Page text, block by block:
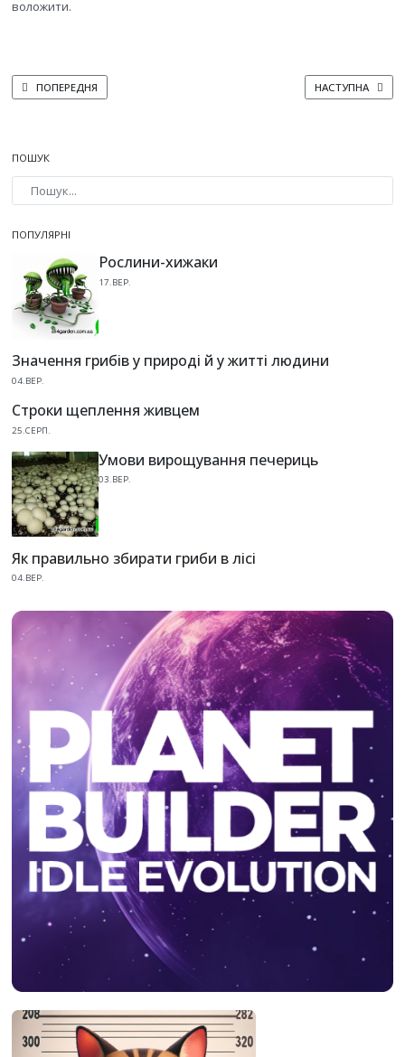
воложити.
ПОПЕРЕДНЯ СТАТТЯ: ПТАШИНИЙ КАЛ
ПОПЕРЕДНЯ НАСТУПНА
НАСТУПНА
ПОШУК
ПОПУЛЯРНІ
Рослини-хижаки
17.ВЕР.
Значення грибів у природі й у житті людини
04.ВЕР.
Строки щеплення живцем
25.СЕРП.
Умови вирощування печериць
03.ВЕР.
Як правильно збирати гриби в лісі
04.ВЕР.